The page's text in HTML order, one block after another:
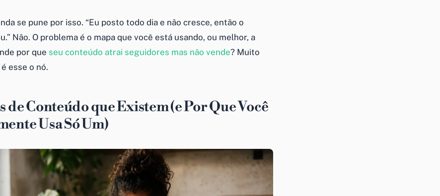
se pune por isso. “Eu posto todo dia e não cresce, então o
Não. O problema é o mapa que você está usando, ou melhor, a
por que seu conteúdo atrai seguidores mas não vende? Muito
esse o nó.
de Conteúdo que Existem (e Por Que Você
Usa Só Um)